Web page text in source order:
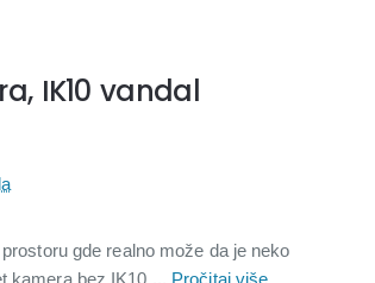
IK10 vandal
gde realno može da je neko